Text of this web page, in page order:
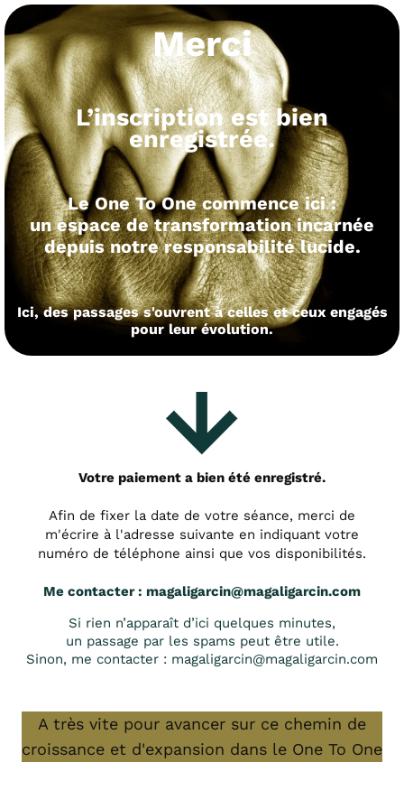
Merci
L’inscription est bien
enregistrée.
Le One To One commence ici :
un espace de transformation incarnée
depuis notre responsabilité lucide.
Ici, des passages s'ouvrent à celles et ceux engagés
pour leur évolution.
Votre paiement a bien été enregistré.
Afin de fixer la date de votre séance, merci de
m'écrire à l'adresse suivante en indiquant votre
numéro de téléphone ainsi que vos disponibilités.
Me contacter : magaligarcin@magaligarcin.com
Si rien n’apparaît d’ici quelques minutes,
un passage par les spams peut être utile.
Sinon, me contacter : magaligarcin@magaligarcin.com
A très vite pour avancer sur ce chemin de
croissance et d'expansion dans le One To One